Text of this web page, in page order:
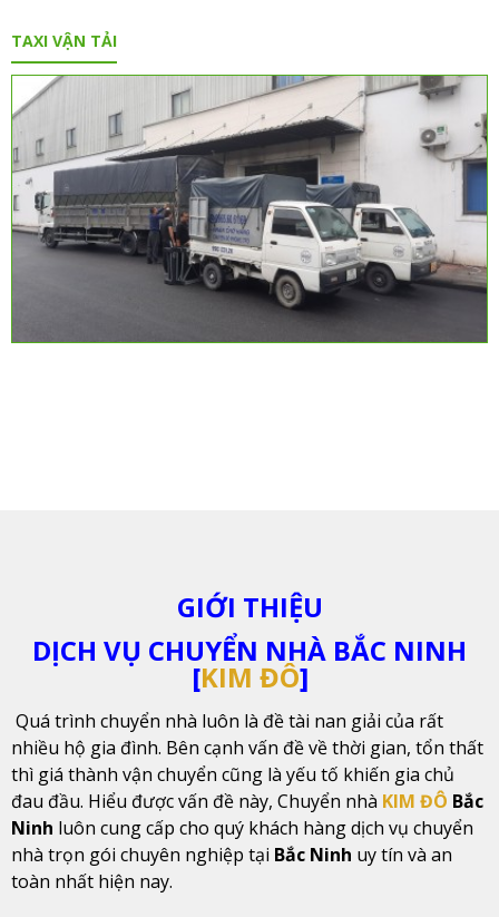
TAXI VẬN TẢI
GIỚI THIỆU
DỊCH VỤ CHUYỂN NHÀ BẮC NINH
[KIM ĐÔ]
Quá trình chuyển nhà luôn là đề tài nan giải của rất
nhiều hộ gia đình. Bên cạnh vấn đề về thời gian, tổn thất
thì giá thành vận chuyển cũng là yếu tố khiến gia chủ
đau đầu. Hiểu được vấn đề này, Chuyển nhà KIM ĐÔ Bắc
Ninh luôn cung cấp cho quý khách hàng dịch vụ chuyển
nhà trọn gói chuyên nghiệp tại Bắc Ninh uy tín và an
toàn nhất hiện nay.